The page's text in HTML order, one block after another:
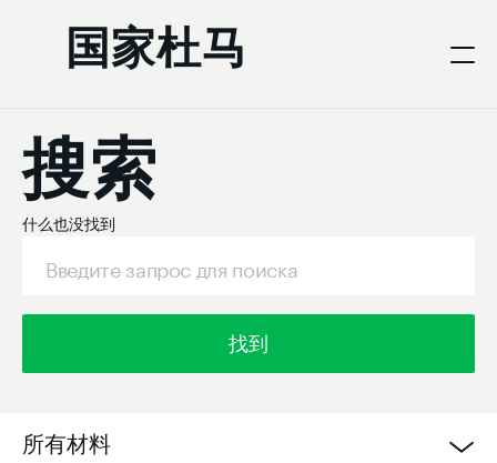
国家杜马
搜索
什么也没找到
找到
所有材料